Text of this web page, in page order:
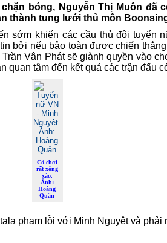
bóng, Nguyễn Thị Muôn đã
thành tung lưới thủ môn
sớm khiến các cầu thủ đội tuyển
bởi nếu bảo toàn được chiến
Vân Phát sẽ giành quyền vào
quan tâm đến kết quả các trận đấu
Cô chơi
rất xông
xáo.
Ảnh:
Hoàng
Quân
phạm lỗi với Minh Nguyệt và phải